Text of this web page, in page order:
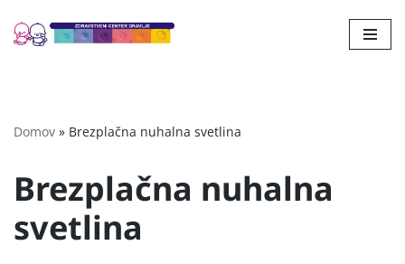
Skoči
Domov » Brezplačna nuhalna svetlina
Brezplačna nuhalna
svetlina